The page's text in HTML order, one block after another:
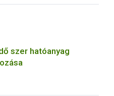
szer hatóanyag